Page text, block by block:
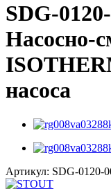
SDG-
Насосно-
насоса
Артикул: SDG-0120-